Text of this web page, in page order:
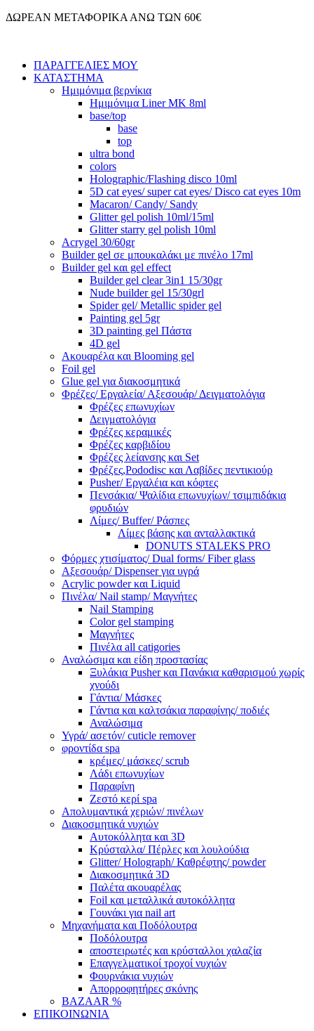
Μετάβαση
ΔΩΡΕΑΝ ΜΕΤΑΦΟΡΙΚΑ ΑΝΩ ΤΩΝ 60€
ΠΑΡΑΓΓΕΛΙΕΣ ΜΟΥ
ΚΑΤΑΣΤΗΜΑ
Ημιμόνιμα βερνίκια
Ημιμόνιμα Liner ΜΚ 8ml
base/top
base
top
ultra bond
colors
Holographic/Flashing disco 10ml
5D cat eyes/ super cat eyes/ Disco cat eyes 10m
Macaron/ Candy/ Sandy
Glitter gel polish 10ml/15ml
Glitter starry gel polish 10ml
Acrygel 30/60gr
Builder gel σε μπουκαλάκι με πινέλο 17ml
Builder gel και gel effect
Builder gel clear 3in1 15/30gr
Nude builder gel 15/30grl
Spider gel/ Metallic spider gel
Painting gel 5gr
3D painting gel Πάστα
4D gel
Ακουαρέλα και Blooming gel
Foil gel
Glue gel για διακοσμητικά
Φρέζες/ Εργαλεία/ Αξεσουάρ/ Δειγματολόγια
Φρέζες επωνυχίων
Δειγματολόγια
Φρέζες κεραμικές
Φρέζες καρβιδίου
Φρέζες λείανσης και Set
Φρέζες,Pododisc και Λαβίδες πεντικιούρ
Pusher/ Εργαλέια και κόφτες
Πενσάκια/ Ψαλίδια επωνυχίων/ τσιμπιδάκια
φρυδιών
Λίμες/ Buffer/ Ράσπες
Λίμες βάσης και ανταλλακτικά
DONUTS STALEKS PRO
Φόρμες χτισίματος/ Dual forms/ Fiber glass
Αξεσουάρ/ Dispenser για υγρά
Acrylic powder και Liquid
Πινέλα/ Nail stamp/ Μαγνήτες
Nail Stamping
Color gel stamping
Μαγνήτες
Πινέλα all catigories
Αναλώσιμα και είδη προστασίας
Ξυλάκια Pusher και Πανάκια καθαρισμού χωρίς
χνούδι
Γάντια/ Μάσκες
Γάντια και καλτσάκια παραφίνης/ ποδιές
Αναλώσιμα
Υγρά/ ασετόν/ cuticle remover
φροντίδα spa
κρέμες/ μάσκες/ scrub
Λάδι επωνυχίων
Παραφίνη
Ζεστό κερί spa
Απολυμαντικά χεριών/ πινέλων
Διακοσμητικά νυχιών
Αυτοκόλλητα και 3D
Κρύσταλλα/ Πέρλες και λουλούδια
Glitter/ Holograph/ Καθρέφτης/ powder
Διακοσμητικά 3D
Παλέτα ακουαρέλας
Foil και μεταλλικά αυτοκόλλητα
Γουνάκι για nail art
Μηχανήματα και Ποδόλουτρα
Ποδόλουτρα
αποστειρωτές και κρύσταλλοι χαλαζία
Επαγγελματικοί τροχοί νυχιών
Φουρνάκια νυχιών
Απορροφητήρες σκόνης
BAZAAR %
ΕΠΙΚΟΙΝΩΝΙΑ